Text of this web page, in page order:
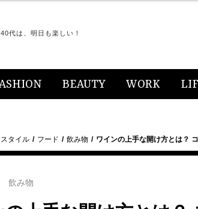
代は、明日も楽しい！
BEAUTY WORK
タイル フード 飲み物 ワインの上手な開け方とは？
飲み物